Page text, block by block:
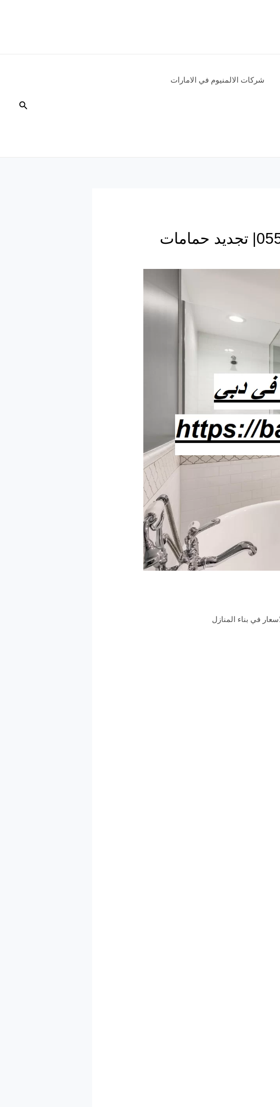
شركات الالمنيوم في الامارات
البحث
في بناء المنازل